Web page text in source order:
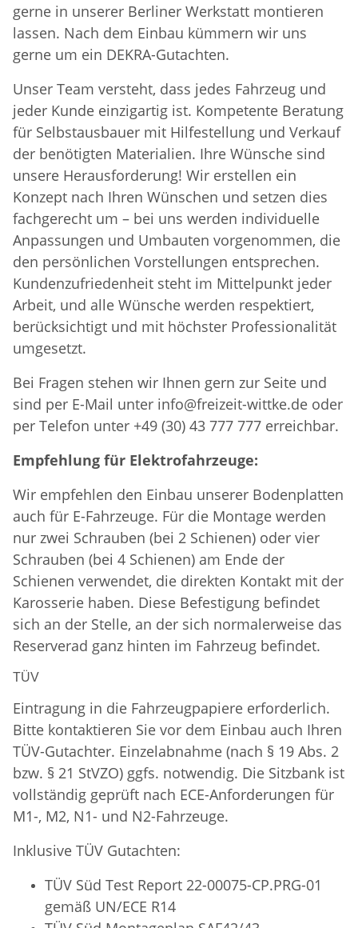
gerne in unserer Berliner Werkstatt montieren
lassen. Nach dem Einbau kümmern wir uns
gerne um ein DEKRA-Gutachten.
Unser Team versteht, dass jedes Fahrzeug und
jeder Kunde einzigartig ist. Kompetente Beratung
für Selbstausbauer mit Hilfestellung und Verkauf
der benötigten Materialien. Ihre Wünsche sind
unsere Herausforderung! Wir erstellen ein
Konzept nach Ihren Wünschen und setzen dies
fachgerecht um – bei uns werden individuelle
Anpassungen und Umbauten vorgenommen, die
den persönlichen Vorstellungen entsprechen.
Kundenzufriedenheit steht im Mittelpunkt jeder
Arbeit, und alle Wünsche werden respektiert,
berücksichtigt und mit höchster Professionalität
umgesetzt.
Bei Fragen stehen wir Ihnen gern zur Seite und
sind per E-Mail unter info@freizeit-wittke.de oder
per Telefon unter +49 (30) 43 777 777 erreichbar.
Empfehlung für Elektrofahrzeuge:
Wir empfehlen den Einbau unserer Bodenplatten
auch für E-Fahrzeuge. Für die Montage werden
nur zwei Schrauben (bei 2 Schienen) oder vier
Schrauben (bei 4 Schienen) am Ende der
Schienen verwendet, die direkten Kontakt mit der
Karosserie haben. Diese Befestigung befindet
sich an der Stelle, an der sich normalerweise das
Reserverad ganz hinten im Fahrzeug befindet.
TÜV
Eintragung in die Fahrzeugpapiere erforderlich.
Bitte kontaktieren Sie vor dem Einbau auch Ihren
TÜV-Gutachter. Einzelabnahme (nach § 19 Abs. 2
bzw. § 21 StVZO) ggfs. notwendig. Die Sitzbank ist
vollständig geprüft nach ECE-Anforderungen für
M1-, M2, N1- und N2-Fahrzeuge.
Inklusive TÜV Gutachten:
TÜV Süd Test Report 22-00075-CP.PRG-01
gemäß UN/ECE R14